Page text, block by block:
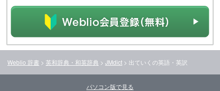
Weblio 辞書 > 英和辞典・和英辞典 > JMdict > 出ていく の英語・英訳
パソコン版で見る